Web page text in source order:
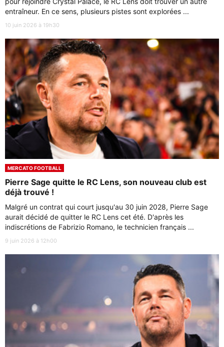
entraîneur. En ce sens, plusieurs pistes sont explorées ...
10 juin 2026 à 19h30
MERCATO FOOTBALL
Pierre Sage quitte le RC Lens, son nouveau club est
déjà trouvé !
Malgré un contrat qui court jusqu'au 30 juin 2028, Pierre Sage
aurait décidé de quitter le RC Lens cet été. D'après les
indiscrétions de Fabrizio Romano, le technicien français ...
9 juin 2026 à 12h00